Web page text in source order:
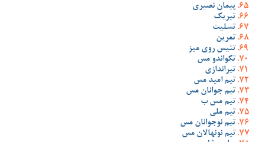
پیمان نصیری
تبریک
تسلیت
تمرین
تنیس روی میز
تکواندو مس
تیراندازی
تیم امید مس
تیم جوانان مس
تیم مس ب
تیم ملی
تیم نوجوانان مس
تیم نونهالان مس